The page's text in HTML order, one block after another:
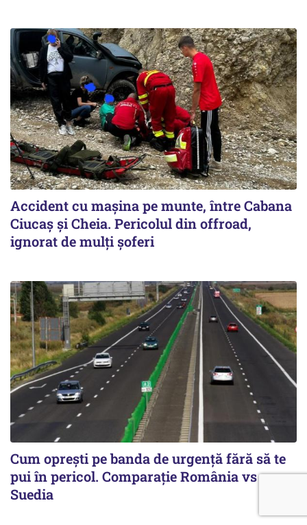
Accident cu maşina pe munte, între Cabana
Ciucaş şi Cheia. Pericolul din offroad,
ignorat de mulţi şoferi
Cum opreşti pe banda de urgenţă fără să te
pui în pericol. Comparaţie România vs
Suedia